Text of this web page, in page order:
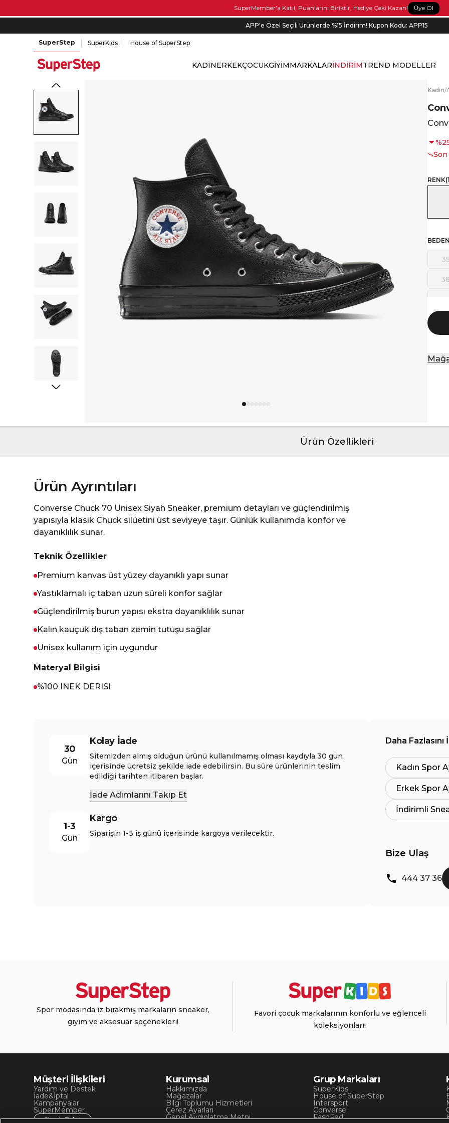
SuperMember'a Katıl, Puanlarını Biriktir, Hediye Çeki Kazan! Üye Ol
APP'e Özel Seçili Ürünlerde %15 İndirim! Kupon Kodu: APP15
SuperStep SuperKids House of SuperStep
KADINERKEKÇOCUKGİYİMMARKALARİNDİRİMTREND MODELLER
Kadın/
%
RENK(
BEDEN
35
38
Ürün Özellikleri
Ürün Ayrıntıları
Converse Chuck 70 Unisex Siyah Sneaker, premium detayları ve güçlendirilmiş
yapısıyla klasik Chuck silüetini üst seviyeye taşır. Günlük kullanımda konfor ve
dayanıklılık sunar.
Teknik Özellikler
Premium kanvas üst yüzey dayanıklı yapı sunar
Yastıklamalı iç taban uzun süreli konfor sağlar
Güçlendirilmiş burun yapısı ekstra dayanıklılık sunar
Kalın kauçuk dış taban zemin tutuşu sağlar
Unisex kullanım için uygundur
Materyal Bilgisi
%100 INEK DERISI
30
Gün
Kolay İade
Sitemizden almış olduğun ürünü kullanılmamış olması kaydıyla 30 gün
içerisinde ücretsiz şekilde iade edebilirsin. Bu süre ürünlerinin teslim
edildiği tarihten itibaren başlar.
İade Adımlarını Takip Et
1-3
Gün
Kargo
Siparişin 1-3 iş günü içerisinde kargoya verilecektir.
Daha Fazlasını
Kadın Spor
Erkek Spor
İndirimli
Bize Ulaş
444 37 36
Spor modasında iz bırakmış markaların sneaker,
giyim ve aksesuar seçenekleri!
Favori çocuk markalarının konforlu ve eğlenceli
koleksiyonları!
Müşteri İlişkileri
Yardım ve Destek
İade&İptal
Kampanyalar
SuperMember
Sipariş Takip
Kurumsal
Hakkımızda
Mağazalar
Bilgi Toplumu Hizmetleri
Çerez Ayarları
Genel Aydınlatma Metni
Grup Markaları
SuperKids
House of SuperStep
Intersport
Converse
FashFed